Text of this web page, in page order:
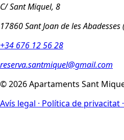
C/ Sant Miquel, 8
17860 Sant Joan de les Abadesses
+34 676 12 56 28
reserva.santmiquel@gmail.com
©2026Apartaments Sant
Avís legal · Política de privacitat